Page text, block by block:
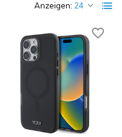
Anzeigen: